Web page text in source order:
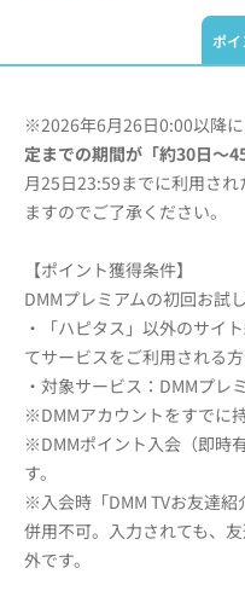
ポイ
※2026年6月26日0:00以降に
定までの期間が「約30日～45
月25日23:59までに利用さ
ますのでご了承ください。
【ポイント獲得条件】
DMMプレミアムの初回お試
・「ハピタス」以外のサイ
てサービスをご利用される
・対象サービス：DMMプレ
※DMMアカウントをすでに
※DMMポイント入会（即時
す。
※入会時「DMM TVお友達
併用不可。入力されても、
外です。